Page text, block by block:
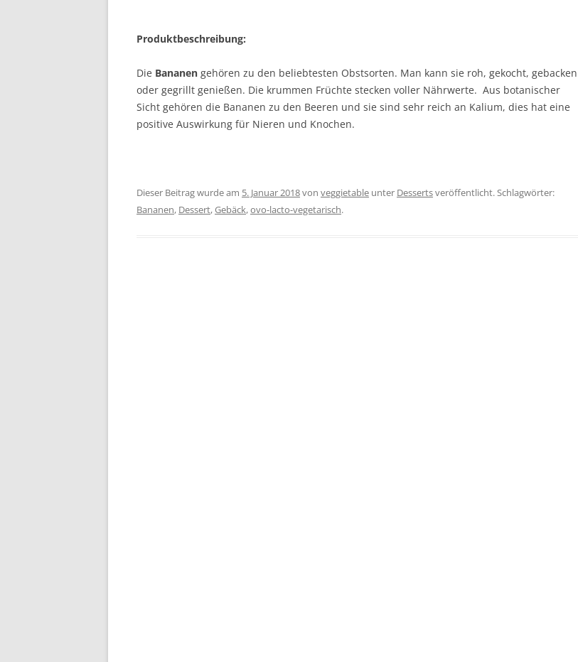
Produktbeschreibung:
Die Bananen gehören zu den beliebtesten Obstsorten. Man kann sie roh, gekocht, gebacken
oder gegrillt genießen. Die krummen Früchte stecken voller Nährwerte. Aus botanischer
Sicht gehören die Bananen zu den Beeren und sie sind sehr reich an Kalium, dies hat eine
positive Auswirkung für Nieren und Knochen.
Dieser Beitrag wurde am 5. Januar 2018von veggietable unter Dessertsveröffentlicht. Schlagwörter:
Bananen, Dessert,Gebäck,ovo-lacto-vegetarisch.